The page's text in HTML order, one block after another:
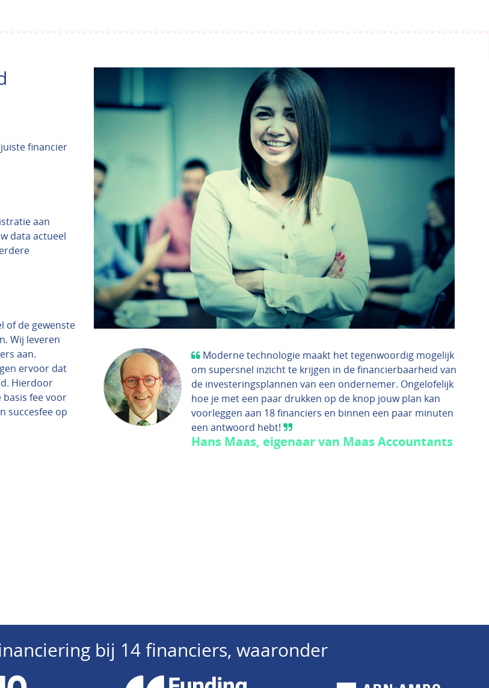
financier
aan
data actueel
of de gewenste
Wij leveren
aan.
ervoor dat
Hierdoor
basis fee voor
succesfee op
Moderne technologie maakt het tegenwoordig mogelijk
om supersnel inzicht te krijgen in de financierbaarheid van
de investeringsplannen van een ondernemer. Ongelofelijk
hoe je met een paar drukken op de knop jouw plan kan
voorleggen aan 18 financiers en binnen een paar minuten
een antwoord hebt!
Hans Maas, eigenaar van Maas Accountants
bij 14 financiers, waaronder